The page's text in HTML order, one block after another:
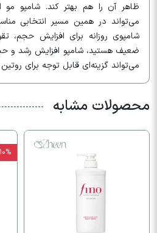
ظاهر آن را هم بهتر کند. شامپو مو
می‌تواند در همین مسیر انتخابی
شامپوی روزانه برای افزایش حجم،
می‌تواند گزینه‌ای قابل توجه برای
محصولات مشابه
10%